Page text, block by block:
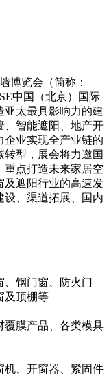
博览会（简称：
中国（北京）国际
亚太最具影响力的建
、智能遮阳、地产开
企业实现全产业链的
型，展会将力邀国
重点打造未来家居空
及遮阳行业的高速发
设、渠道拓展、国内
、钢门窗、防火门
及顶棚等
覆膜产品、各类模具
机、开窗器、紧固件